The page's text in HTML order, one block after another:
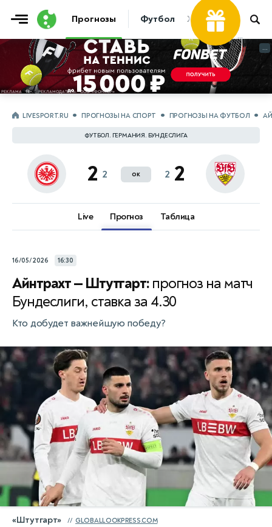
Прогнозы Футбол Хоккей Теннис
Фрибет
...
...
LIVESPORT.RU ПРОГНОЗЫ НА СПОРТ ПРОГНОЗЫ НА ФУТБОЛ
ФУТБОЛ. ГЕРМАНИЯ. БУНДЕСЛИГА
2 2 ок 2 2
Live Прогноз Таблица
16/05/2026 16:30
Айнтрахт — Штутгарт: прогноз на матч
Бундеслиги, ставка за 4.30
Кто добудет важнейшую победу?
«Штутгарт» GLOBALLOOKPRESS.COM